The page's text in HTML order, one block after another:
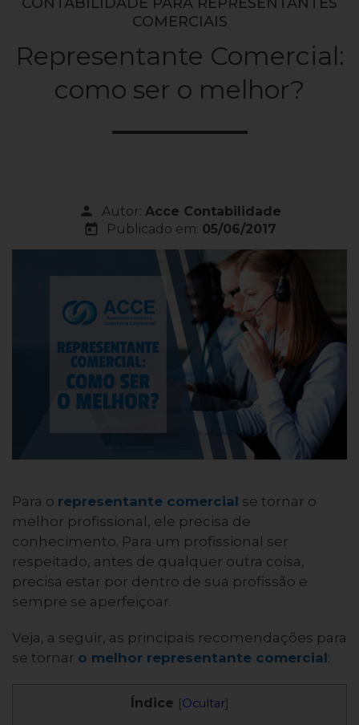
COMERCIAIS
Representante Comercial:
como ser o melhor?
person Autor: Acce Contabilidade
today Publicado em: 05/06/2017
Para o representante comercial se tornar o
melhor profissional, ele precisa de
conhecimento. Para um profissional ser
respeitado, antes de qualquer outra coisa,
precisa estar por dentro de sua profissão e
sempre se aperfeiçoar.
Veja, a seguir, as principais recomendações para
se tornar o melhor representante comercial:
Índice [Ocultar]